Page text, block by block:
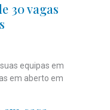
30 vagas
equipas em
em aberto em